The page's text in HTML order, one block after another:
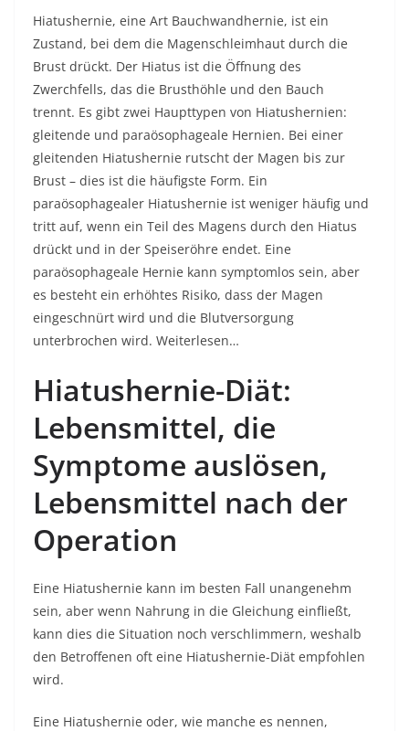
Hiatushernie, eine Art Bauchwandhernie, ist ein
Zustand, bei dem die Magenschleimhaut durch die
Brust drückt. Der Hiatus ist die Öffnung des
Zwerchfells, das die Brusthöhle und den Bauch
trennt. Es gibt zwei Haupttypen von Hiatushernien:
gleitende und paraösophageale Hernien. Bei einer
gleitenden Hiatushernie rutscht der Magen bis zur
Brust – dies ist die häufigste Form. Ein
paraösophagealer Hiatushernie ist weniger häufig und
tritt auf, wenn ein Teil des Magens durch den Hiatus
drückt und in der Speiseröhre endet. Eine
paraösophageale Hernie kann symptomlos sein, aber
es besteht ein erhöhtes Risiko, dass der Magen
eingeschnürt wird und die Blutversorgung
unterbrochen wird. Weiterlesen…
Hiatushernie-Diät:
Lebensmittel, die
Symptome auslösen,
Lebensmittel nach der
Operation
Eine Hiatushernie kann im besten Fall unangenehm
sein, aber wenn Nahrung in die Gleichung einfließt,
kann dies die Situation noch verschlimmern, weshalb
den Betroffenen oft eine Hiatushernie-Diät empfohlen
wird.
Eine Hiatushernie oder, wie manche es nennen,